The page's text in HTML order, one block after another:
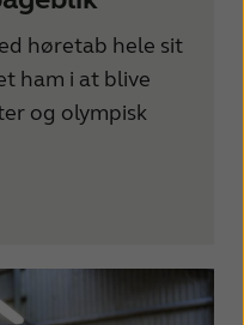
høretab hele sit
ham i at blive
og olympisk